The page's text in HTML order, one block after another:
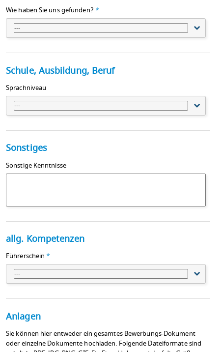
Wie haben Sie uns gefunden? *
---
Schule, Ausbildung, Beruf
Sprachniveau
---
Sonstiges
Sonstige Kenntnisse
allg. Kompetenzen
Führerschein *
---
Anlagen
Sie können hier entweder ein gesamtes Bewerbungs-Dokument
oder einzelne Dokumente hochladen. Folgende Dateiformate sind